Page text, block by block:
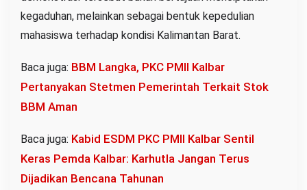
kegaduhan, melainkan sebagai bentuk kepedulian
mahasiswa terhadap kondisi Kalimantan Barat.
Baca juga: BBM Langka, PKC PMII Kalbar
Pertanyakan Stetmen Pemerintah Terkait Stok
BBM Aman
Baca juga: ‎Kabid ESDM PKC PMII Kalbar Sentil
Keras Pemda Kalbar: Karhutla Jangan Terus
Dijadikan Bencana Tahunan